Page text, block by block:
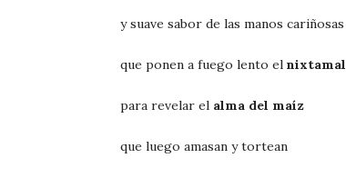
y suave sabor de las manos cariñosas
que ponen a fuego lento el nixtamal
para revelar el alma del maíz
que luego amasan y tortean